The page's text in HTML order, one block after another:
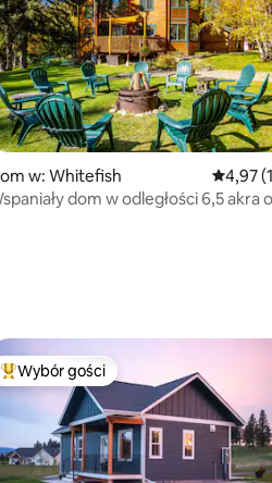
na 5, liczba recenzji: 120
w: Whitefish
4,97
dom w odległości 6,5 akra
Najpopularniejsze z kategorii Wybór
Wybór gości